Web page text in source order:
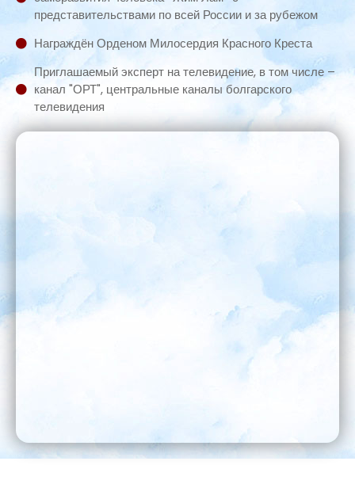
представительствами по всей России и за рубежом
Награждён Орденом Милосердия Красного Креста
Приглашаемый эксперт на телевидение, в том числе –
канал "ОРТ", центральные каналы болгарского
телевидения